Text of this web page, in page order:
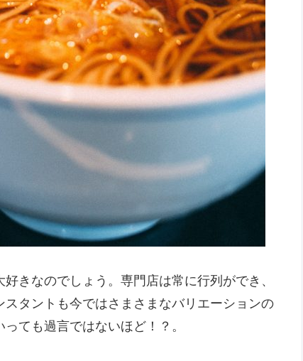
きなのでしょう。専門店は常に行列ができ、
タントも今ではさまさまなバリエーションの
ても過言ではないほど！？。